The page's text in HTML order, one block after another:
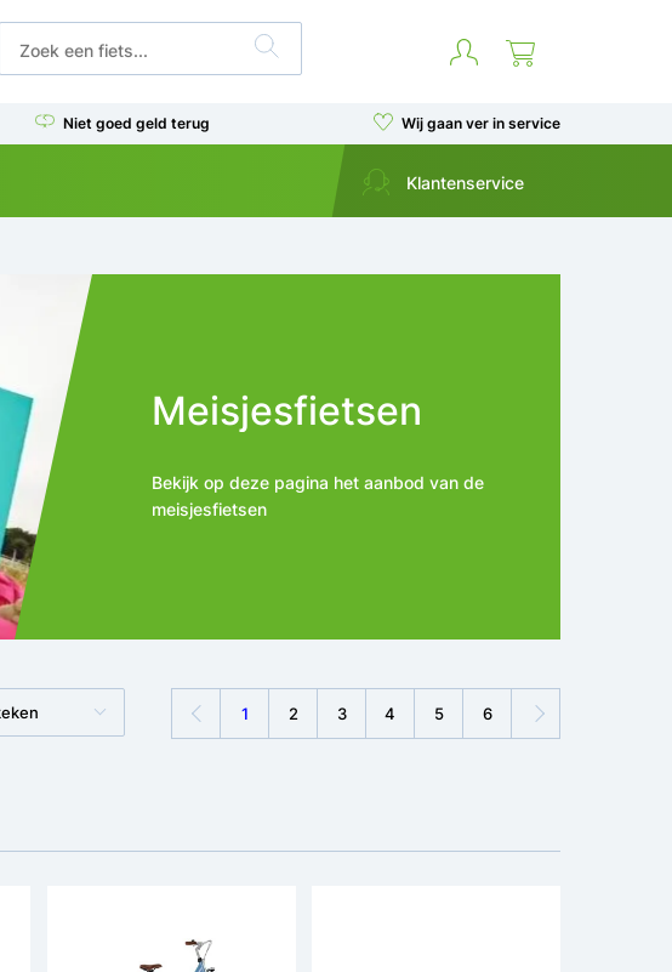
Niet goed geld terug Wij gaan ver in service
Klantenservice
Meisjesfietsen
Bekijk op deze pagina het aanbod van de
meisjesfietsen
1 2 3 4 5 6